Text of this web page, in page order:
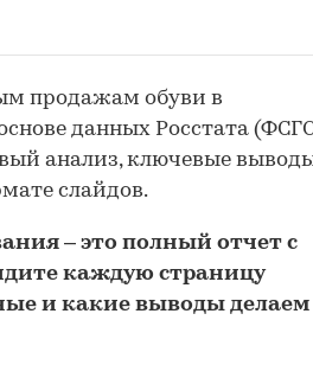
продажам обуви в
данных Росстата
анализ, ключевые
слайдов.
– это полный отчет с
каждую страницу
и какие выводы делаем